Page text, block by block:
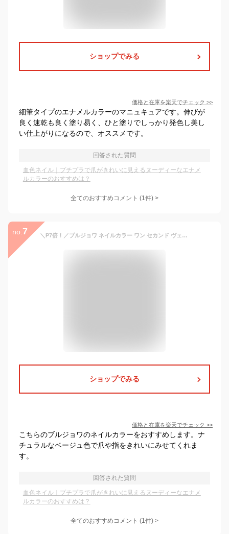
ショップでみる
価格と在庫を楽天でチェック >>
細筆タイプのエナメルカラーのマニュキュアです。伸びが
良く速乾も良く塗り易く、ひと塗りでしっかり発色し美し
い仕上がりになるので、オススメです。
回答された質問
血色ネイル｜プチプラで爪がきれいに見えるヌーディーなエナメ
ルカラーのおすすめは？
全てのおすすめコメント (1件) >
no. 7 ＼P7倍！／ブルジョワ ネイルカラー ワン セカンド ヴェルニ ベージュ フレンド (04 BEIGE FRIEND) BOURJOIS 1 SECONDE VERNIS [pqo]
ショップでみる
価格と在庫を楽天でチェック >>
こちらのブルジョワのネイルカラーをおすすめします。ナ
チュラルなベージュ色で爪や指をきれいにみせてくれま
す。
回答された質問
血色ネイル｜プチプラで爪がきれいに見えるヌーディーなエナメ
ルカラーのおすすめは？
全てのおすすめコメント (1件) >